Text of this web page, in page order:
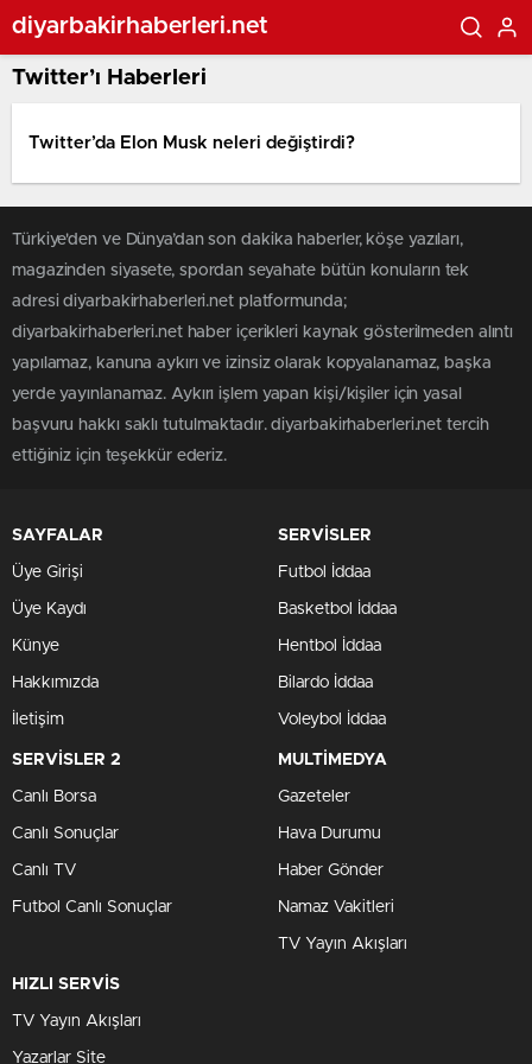
diyarbakirhaberleri.net
Twitter’ı Haberleri
Twitter’da Elon Musk neleri değiştirdi?
Türkiye'den ve Dünya’dan son dakika haberler, köşe yazıları,
magazinden siyasete, spordan seyahate bütün konuların tek
adresi diyarbakirhaberleri.net platformunda;
diyarbakirhaberleri.net haber içerikleri kaynak gösterilmeden alıntı
yapılamaz, kanuna aykırı ve izinsiz olarak kopyalanamaz, başka
yerde yayınlanamaz. Aykırı işlem yapan kişi/kişiler için yasal
başvuru hakkı saklı tutulmaktadır. diyarbakirhaberleri.net tercih
ettiğiniz için teşekkür ederiz.
SAYFALAR
Üye Girişi
Üye Kaydı
Künye
Hakkımızda
İletişim
SERVİSLER
Futbol İddaa
Basketbol İddaa
Hentbol İddaa
Bilardo İddaa
Voleybol İddaa
SERVİSLER 2
Canlı Borsa
Canlı Sonuçlar
Canlı TV
Futbol Canlı Sonuçlar
MULTİMEDYA
Gazeteler
Hava Durumu
Haber Gönder
Namaz Vakitleri
TV Yayın Akışları
HIZLI SERVİS
TV Yayın Akışları
Yazarlar Site